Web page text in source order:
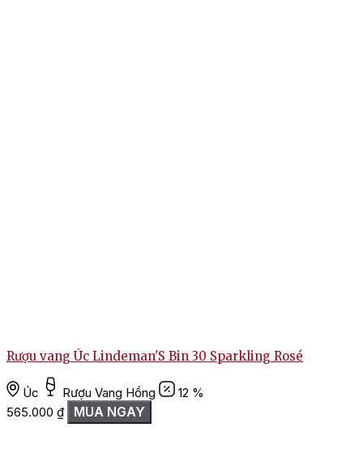
Rượu vang Úc Lindeman'S Bin 30 Sparkling Rosé
Úc Rượu Vang Hồng
12 %
565.000 ₫ MUA NGAY